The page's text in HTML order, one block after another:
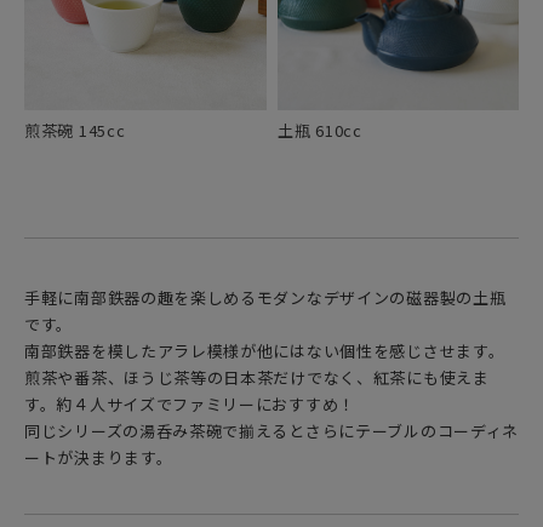
煎茶碗 145cc 土瓶 610cc
手軽に南部鉄器の趣を楽しめるモダンなデザインの磁器製の土瓶
です。
南部鉄器を模したアラレ模様が他にはない個性を感じさせます。
煎茶や番茶、ほうじ茶等の日本茶だけでなく、紅茶にも使えま
す。約４人サイズでファミリーにおすすめ！
同じシリーズの湯呑み茶碗で揃えるとさらにテーブルのコーディネ
ートが決まります。